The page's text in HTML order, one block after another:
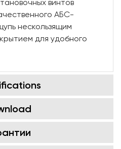
винтов
АБС-
нескользящим
для удобного